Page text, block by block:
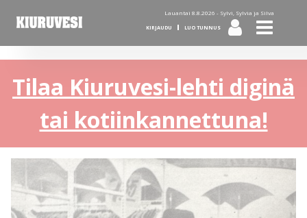
Lauantai 8.8.2026 - Sylvi, Sylvia ja Silva
KIRJAUDU LUO TUNNUS
Tilaa Kiuruvesi-lehti diginä
tai kotiinkannettuna!